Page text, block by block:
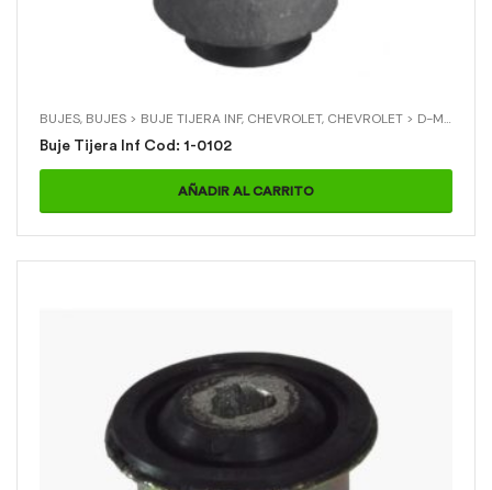
BUJES, BUJES > BUJE TIJERA INF, CHEVROLET, CHEVROLET > D-MAX 4X2
Buje Tijera Inf Cod: 1-0102
AÑADIR AL CARRITO